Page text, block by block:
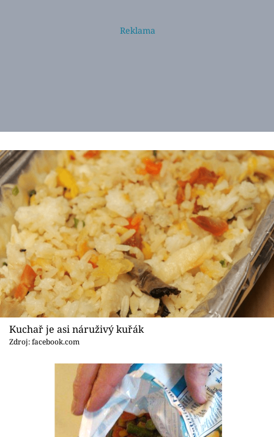
Kuchař je asi náruživý kuřák
Zdroj: facebook.com